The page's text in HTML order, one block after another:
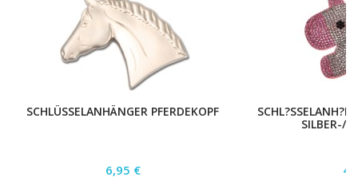
SCHLÜSSELANHÄNGER PFERDEKOPF
Preis
6,95 €
SILBER-/